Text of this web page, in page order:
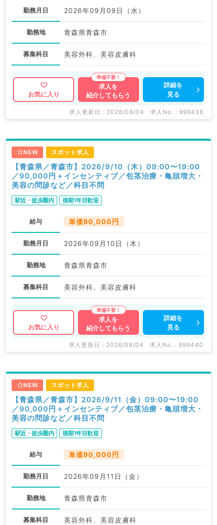
勤務月日 2026年09月09日（水）
勤務地 青森県青森市
募集科目 美容外科、美容皮膚科
お気に入り
求人を
紹介してもらう
詳細を
見る
求人更新日 : 2026/08/04 求人No. : 999436
NEW スポット求人
【青森県／青森市】2026/9/10（木）09:00〜19:00
／90,000円＋インセンティブ／包茎治療・亀頭増大・
美容の問診など／科目不問
駅近・徒歩圏内 後期1年目歓迎
給与 単価90,000円
勤務月日 2026年09月10日（木）
勤務地 青森県青森市
募集科目 美容外科、美容皮膚科
お気に入り
求人を
紹介してもらう
詳細を
見る
求人更新日 : 2026/08/04 求人No. : 999440
NEW スポット求人
【青森県／青森市】2026/9/11（金）09:00〜19:00
／90,000円＋インセンティブ／包茎治療・亀頭増大・
美容の問診など／科目不問
駅近・徒歩圏内 後期1年目歓迎
給与 単価90,000円
勤務月日 2026年09月11日（金）
勤務地 青森県青森市
募集科目 美容外科、美容皮膚科